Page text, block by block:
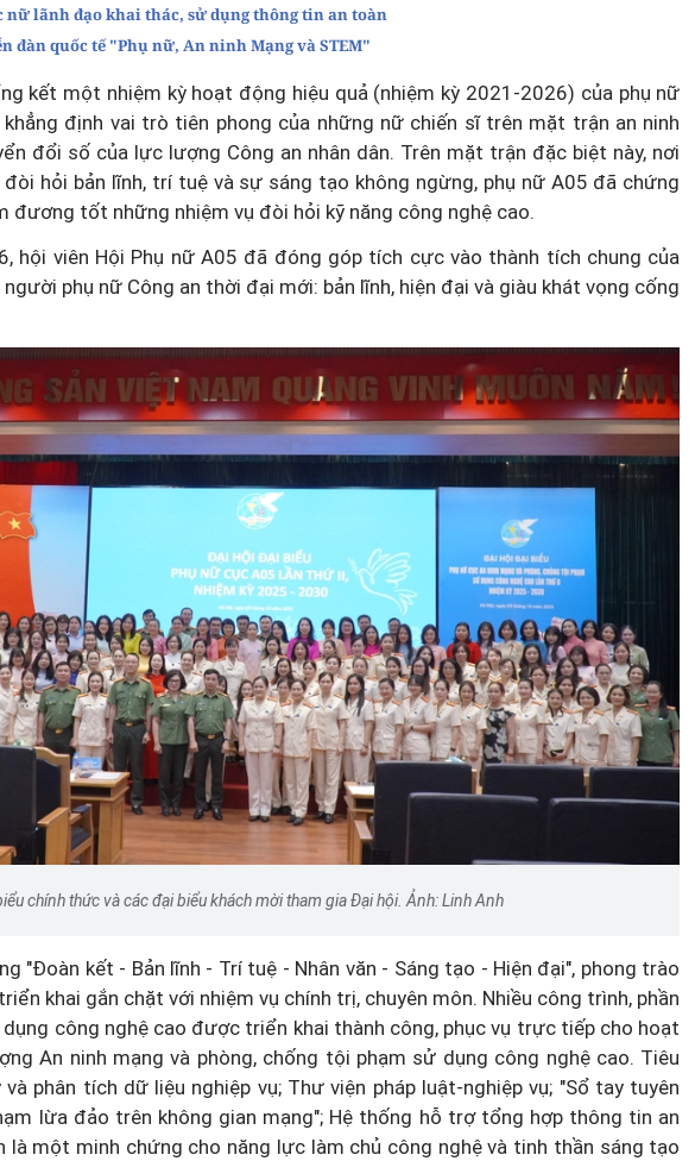
nữ lãnh đạo khai thác, sử dụng thông tin an toàn
đàn quốc tế "Phụ nữ, An ninh Mạng và STEM"
kết một nhiệm kỳ hoạt động hiệu quả (nhiệm kỳ 2021-2026) của phụ nữ
định vai trò tiên phong của những nữ chiến sĩ trên mặt trận an ninh
đổi số của lực lượng Công an nhân dân. Trên mặt trận đặc biệt này, nơi
hỏi bản lĩnh, trí tuệ và sự sáng tạo không ngừng, phụ nữ A05 đã chứng
đương tốt những nhiệm vụ đòi hỏi kỹ năng công nghệ cao.
hội viên Hội Phụ nữ A05 đã đóng góp tích cực vào thành tích chung của
phụ nữ Công an thời đại mới: bản lĩnh, hiện đại và giàu khát vọng cống
chính thức và các đại biểu khách mời tham gia Đại hội. Ảnh: Linh Anh
"Đoàn kết - Bản lĩnh - Trí tuệ - Nhân văn - Sáng tạo - Hiện đại", phong trào
khai gắn chặt với nhiệm vụ chính trị, chuyên môn. Nhiều công trình, phần
công nghệ cao được triển khai thành công, phục vụ trực tiếp cho hoạt
An ninh mạng và phòng, chống tội phạm sử dụng công nghệ cao. Tiêu
phân tích dữ liệu nghiệp vụ; Thư viện pháp luật-nghiệp vụ; "Sổ tay tuyên
lừa đảo trên không gian mạng"; Hệ thống hỗ trợ tổng hợp thông tin an
là một minh chứng cho năng lực làm chủ công nghệ và tinh thần sáng tạo